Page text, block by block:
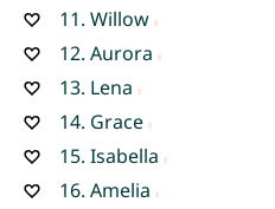
11. Willow
12. Aurora
13. Lena
14. Grace
15. Isabella
16. Amelia